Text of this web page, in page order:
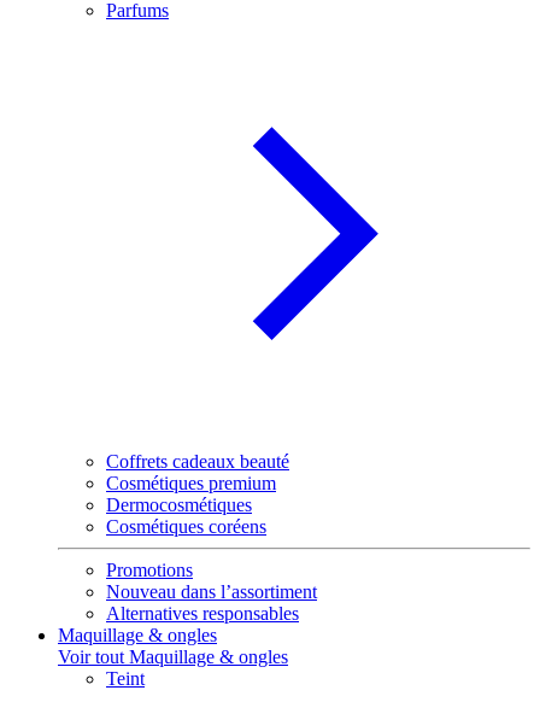
Parfums
Coffrets cadeaux beauté
Cosmétiques premium
Dermocosmétiques
Cosmétiques coréens
Promotions
Nouveau dans l’assortiment
Alternatives responsables
Maquillage & ongles
Voir tout Maquillage & ongles
Teint